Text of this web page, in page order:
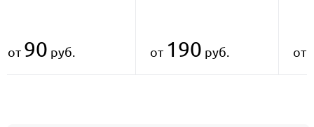
от 90 руб. от 190 руб. от